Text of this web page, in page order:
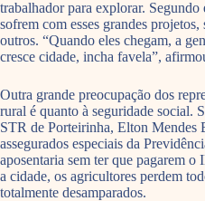
trabalhador para explorar.
sofrem com esses grandes
outros. “Quando eles chegam, a
cresce cidade, incha favela”,
Outra grande preocupação dos
rural é quanto à seguridade social.
STR de Porteirinha, Elton Mendes
assegurados especiais da
aposentaria sem ter que pagarem
a cidade, os agricultores perdem
totalmente desamparados.